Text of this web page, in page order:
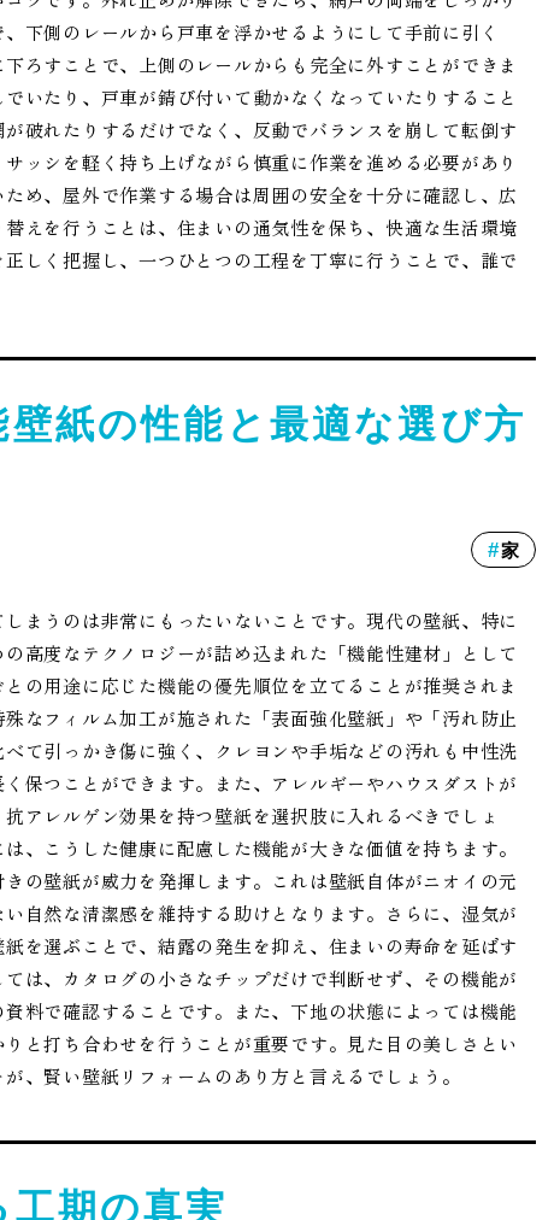
下側のレールから戸車を浮かせるようにして手前に引く
ろすことで、上側のレールからも完全に外すことができま
いたり、戸車が錆び付いて動かなくなっていたりすること
破れたりするだけでなく、反動でバランスを崩して転倒す
ッシを軽く持ち上げながら慎重に作業を進める必要があり
め、屋外で作業する場合は周囲の安全を十分に確認し、広
えを行うことは、住まいの通気性を保ち、快適な生活環境
しく把握し、一つひとつの工程を丁寧に行うことで、誰で
紙の性能と最適な選び方
家
まうのは非常にもったいないことです。現代の壁紙、特に
高度なテクノロジーが詰め込まれた「機能性建材」として
の用途に応じた機能の優先順位を立てることが推奨されま
なフィルム加工が施された「表面強化壁紙」や「汚れ防止
て引っかき傷に強く、クレヨンや手垢などの汚れも中性洗
保つことができます。また、アレルギーやハウスダストが
アレルゲン効果を持つ壁紙を選択肢に入れるべきでしょ
、こうした健康に配慮した機能が大きな価値を持ちます。
の壁紙が威力を発揮します。これは壁紙自体がニオイの元
自然な清潔感を維持する助けとなります。さらに、湿気が
を選ぶことで、結露の発生を抑え、住まいの寿命を延ばす
は、カタログの小さなチップだけで判断せず、その機能が
料で確認することです。また、下地の状態によっては機能
と打ち合わせを行うことが重要です。見た目の美しさとい
、賢い壁紙リフォームのあり方と言えるでしょう。
工期の真実